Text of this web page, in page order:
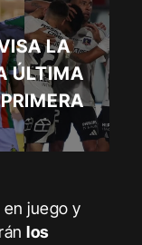
LA
ÚLTIMA
juego y
los